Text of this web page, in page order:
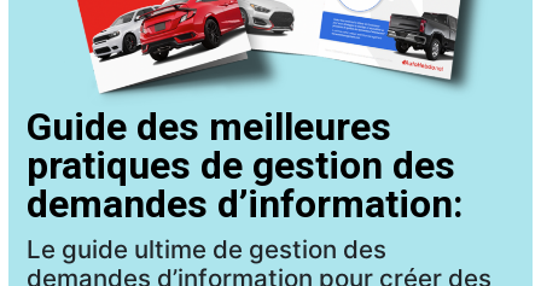
Guide des meilleures
pratiques de gestion des
demandes d’information:
Le guide ultime de gestion des
demandes d’information pour créer des